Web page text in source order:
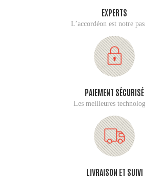
EXPERTS
L’accordéon est notre
PAIEMENT SÉCURISÉ
Les meilleures
LIVRAISON ET SUIVI